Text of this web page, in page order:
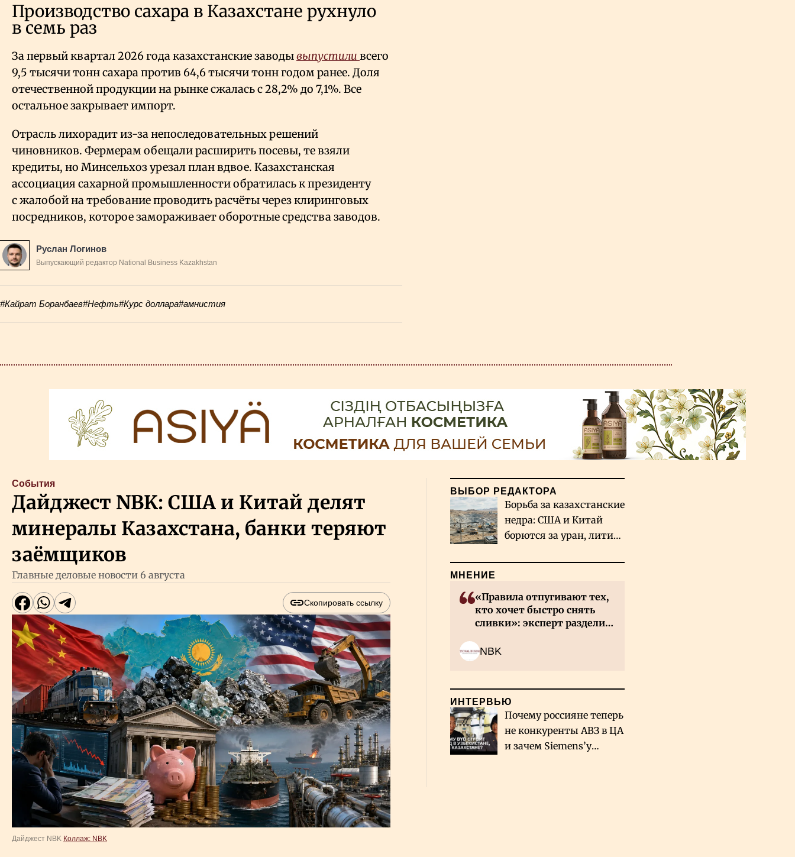
Производство сахара в Казахстане рухнуло
в семь раз
За первый квартал 2026 года казахстанские заводывыпустили всего
9,5 тысячи тонн сахара против 64,6 тысячи тонн годом ранее. Доля
отечественной продукции на рынке сжалась с 28,2% до 7,1%. Все
остальное закрывает импорт.
Отрасль лихорадит из-за непоследовательных решений
чиновников. Фермерам обещали расширить посевы, те взяли
кредиты, но Минсельхоз урезал план вдвое. Казахстанская
ассоциация сахарной промышленности обратилась к президенту
с жалобой на требование проводить расчёты через клиринговых
посредников, которое замораживает оборотные средства заводов.
Руслан Логинов
Выпускающий редактор National Business Kazakhstan
#Кайрат Боранбаев#Нефть#Курс доллара#амнистия
События
Дайджест NBK: США и Китай делят
минералы Казахстана, банки теряют
заёмщиков
Главные деловые новости 6 августа
Скопировать ссылку
Дайджест NBK Коллаж: NBK
ВЫБОР РЕДАКТОРА
Борьба за казахстанские
недра: США и Китай
борются за уран, литий
МНЕНИЕ
«Правила отпугивают тех,
кто хочет быстро снять
сливки»: эксперт разделил
NBK
ИНТЕРВЬЮ
Почему россияне теперь
не конкуренты АВЗ в ЦА
и зачем Siemens’у